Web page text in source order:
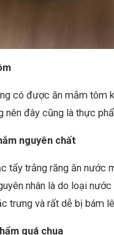
có được ăn mắm tôm
nên đây cũng là thực
nguyên chất
tẩy trắng răng ăn nước
nhân là do loại
trưng và rất dễ bị bám
quá chua